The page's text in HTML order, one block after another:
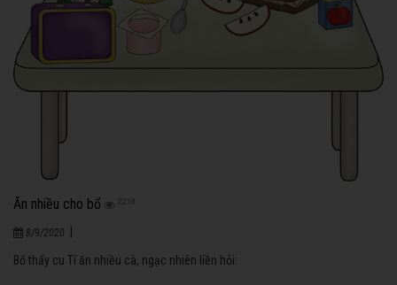
Ăn nhiều cho bổ 2218
8/9/2020 |
Bố thấy cu Tí ăn nhiều cà, ngạc nhiên liền hỏi: